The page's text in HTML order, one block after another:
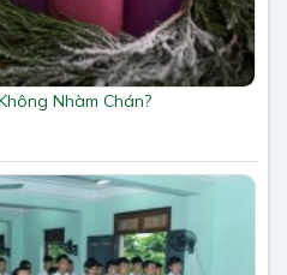
Nhàm Chán?